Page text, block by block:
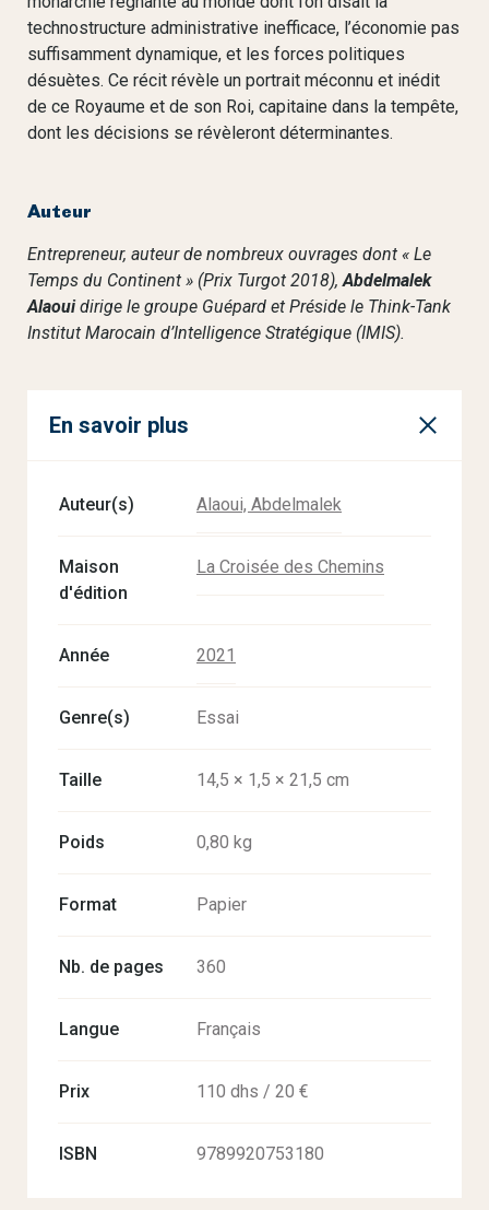
technostructure administrative inefficace, l’économie pas
suffisamment dynamique, et les forces politiques
désuètes. Ce récit révèle un portrait méconnu et inédit
de ce Royaume et de son Roi, capitaine dans la tempête,
dont les décisions se révèleront déterminantes.
Auteur
Entrepreneur, auteur de nombreux ouvrages dont « Le
Temps du Continent » (Prix Turgot 2018), Abdelmalek
Alaouidirige le groupe Guépard et Préside le Think-Tank
Institut Marocain d’Intelligence Stratégique (IMIS).
En savoir plus
Auteur(s) Alaoui, Abdelmalek
Maison
d'édition
La Croisée des Chemins
Année 2021
Genre(s) Essai
Taille 14,5 × 1,5 × 21,5 cm
Poids 0,80 kg
Format Papier
Nb. de pages 360
Langue Français
Prix 110 dhs / 20 €
ISBN 9789920753180